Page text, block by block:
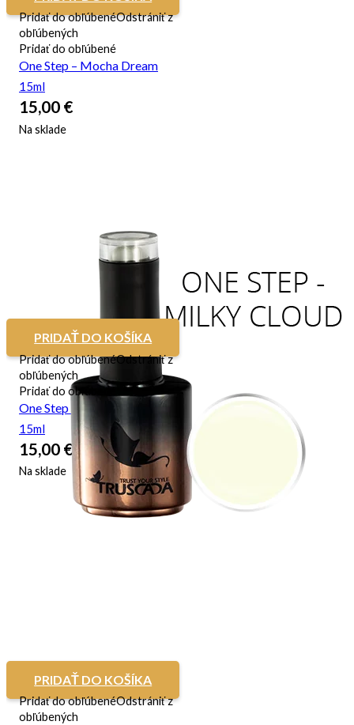
Pridať do obľúbenéOdstrániť z
obľúbených
Pridať do obľúbené
One Step – Mocha Dream
15ml
15,00 €
Na sklade
PRIDAŤ DO KOŠÍKA
Pridať do obľúbenéOdstrániť z
obľúbených
Pridať do obľúbené
One Step – Milky Cloud
15ml
15,00 €
Na sklade
PRIDAŤ DO KOŠÍKA
Pridať do obľúbenéOdstrániť z
obľúbených